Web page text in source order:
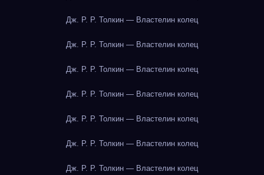
Дж. Р. Р. Толкин — Властелин колец
Дж. Р. Р. Толкин — Властелин колец
Дж. Р. Р. Толкин — Властелин колец
Дж. Р. Р. Толкин — Властелин колец
Дж. Р. Р. Толкин — Властелин колец
Дж. Р. Р. Толкин — Властелин колец
Дж. Р. Р. Толкин — Властелин колец